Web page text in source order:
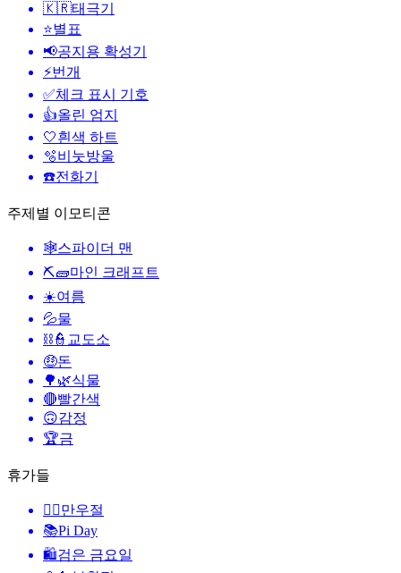
🇰🇷태극기
⭐별표
📢공지용 확성기
⚡번개
✅체크 표시 기호
👍올린 엄지
🤍흰색 하트
🫧비눗방울
☎️전화기
주제별 이모티콘
🕸️스파이더 맨
⛏🧱마인 크래프트
☀️여름
💦물
⛓️👮 교도소
🤑돈
🌳🌿식물
🔴빨간색
🙃감정
🏆금
휴가들
🙆‍♂️만우절
📚Pi Day
🛍검은 금요일